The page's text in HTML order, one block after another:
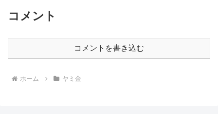
コメント
コメントを書き込む
ホーム ヤミ金